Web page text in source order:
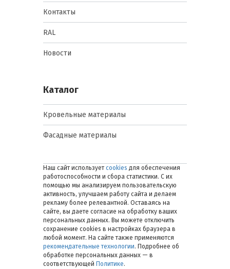
Контакты
RAL
Новости
Каталог
Кровельные материалы
Фасадные материалы
Наш сайт использует cookies для обеспечения
работоспособности и сбора статистики. С их
помощью мы анализируем пользовательскую
активность, улучшаем работу сайта и делаем
рекламу более релевантной. Оставаясь на
сайте, вы даете согласие на обработку ваших
персональных данных. Вы можете отключить
сохранение cookies в настройках браузера в
любой момент. На сайте также применяются
рекомендательные технологии. Подробнее об
обработке персональных данных — в
соответствующей Политике.